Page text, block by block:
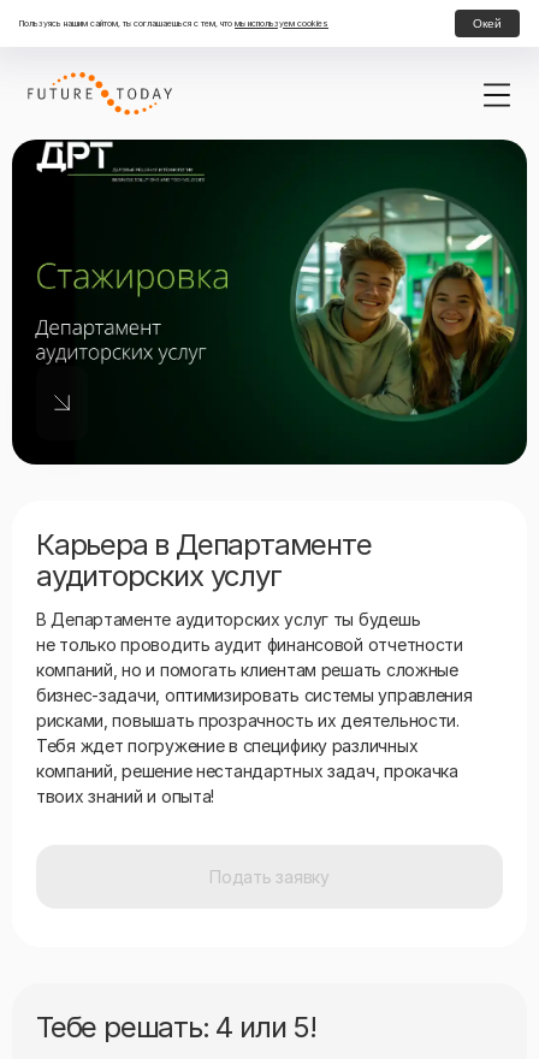
Пользуясь нашим сайтом, ты соглашаешься с тем, что мы используем cookies Окей
Стажировка в Департаменте налогов и права
Карьера в Департаменте
аудиторских услуг
В Департаменте аудиторских услуг ты будешь
не только проводить аудит финансовой отчетности
компаний, но и помогать клиентам решать сложные
бизнес-задачи, оптимизировать системы управления
рисками, повышать прозрачность их деятельности.
Тебя ждет погружение в специфику различных
компаний, решение нестандартных задач, прокачка
твоих знаний и опыта!
Подать заявку
Тебе решать: 4 или 5!